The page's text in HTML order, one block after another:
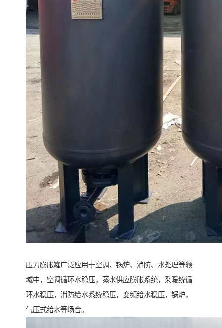
压力膨胀罐广泛应用于空调、锅炉、消防、水处理等领
域中，空调循环水稳压，蒸水供应膨胀系统，采暖统循
环水稳压，消防给水系统稳压，变频给水稳压，锅炉，
气压式给水等场合。